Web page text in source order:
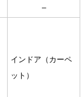
–
インドア（カーペ
ット）